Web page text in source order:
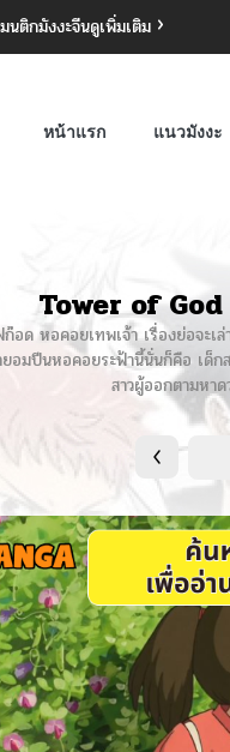
นติกมังงะจีนดูเพิ่มเติม
หน้าแรก แนวมังงะ
Tower of God
ด หอคอยเทพเจ้า เรื่องย่อจะเ
อมปีนหอคอยระฟ้านี้นั่นก็คือ เด็
สาวผู้ออกตามหาด